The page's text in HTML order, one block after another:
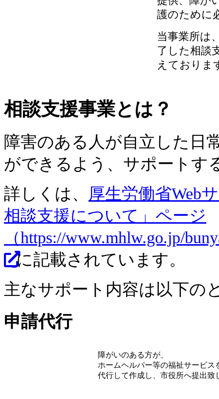
護のために
当事業所は
了した相談
えておりま
相談支援事業とは？
障害のある人が自立した日
ができるよう、サポートす
詳しくは、
厚生労働省Web
相談支援について」ページ
（https://www.mhlw.go.jp/
に記載されています。
主なサポート内容は以下の
申請代行
障がいのある方が、
ホームヘルパー等の福祉サービ
代行して作成し、市役所へ提出致